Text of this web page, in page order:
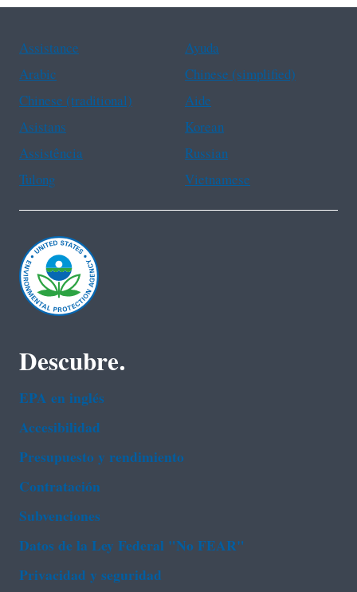
Assistance
Ayuda
Arabic
Chinese (simplified)
Chinese (traditional)
Aide
Asistans
Korean
Assistência
Russian
Tulong
Vietnamese
Descubre.
EPA en ingl‌és
Accesibilidad
Presupuesto y rendimiento
Contratación
Subvenciones
Datos de la Ley Federal "No FEAR"
Privacidad y seguridad